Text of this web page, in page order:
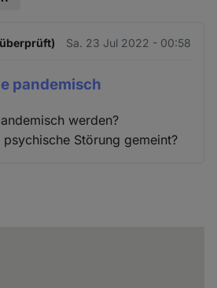
Sa. 23 Jul 2022 - 00:58
pandemisch
werden?
Störung gemeint?